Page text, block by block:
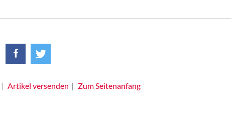
Artikel versenden Zum Seitenanfang